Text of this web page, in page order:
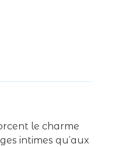
le charme
intimes qu’aux